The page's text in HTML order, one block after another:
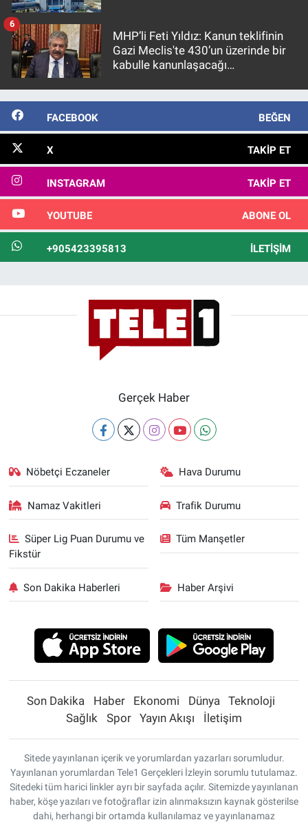
MHP’li Feti Yıldız: Kanun teklifinin
Gazi Meclis'te 430’un üzerinde bir
kabulle kanunlaşacağı
6
FACEBOOK BEĞEN
X TAKIP ET
INSTAGRAM TAKIP ET
YOUTUBE ABONE OL
+905423395813 İLETIŞIM
Gerçek Haber
Nöbetçi Eczaneler Hava Durumu
Namaz Vakitleri Trafik Durumu
Süper Lig Puan Durumu ve
Fikstür
Tüm Manşetler
Son Dakika Haberleri Haber Arşivi
Son Dakika Haber Ekonomi Dünya
Teknoloji
Sağlık
Spor Yayın Akışı İletişim
Sitede yayınlanan içerik ve yorumlardan yazarları sorumludur.
Yayınlanan yorumlardan Tele1 Gerçekleri İzleyin sorumlu tutulamaz.
Sitedeki tüm harici linkler ayrı bir sayfada açılır. Sitemizde yayınlanan
haber, köşe yazıları ve fotoğraflar izin alınmaksızın kaynak gösterilse
dahi, herhangi bir ortamda kullanılamaz ve yayınlanamaz